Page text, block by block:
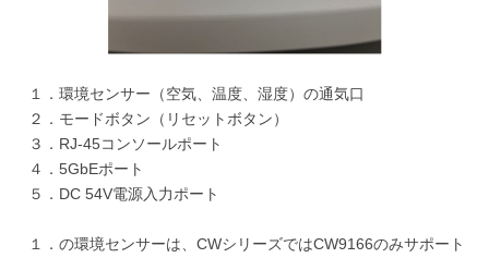
１．環境センサー（空気、温度、湿度）の通気口
２．モードボタン（リセットボタン）
３．RJ-45コンソールポート
４．5GbEポート
５．DC 54V電源入力ポート
１．の環境センサーは、CWシリーズではCW9166のみサポート